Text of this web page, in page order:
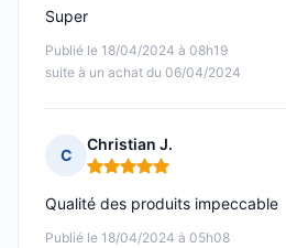
Publié le 18/04/2024 à 08h19
suite à un achat du 06/04/2024
Super
C
Christian J.
Note : 5 sur 5
Publié le 18/04/2024 à 05h08
Qualité des produits impeccable